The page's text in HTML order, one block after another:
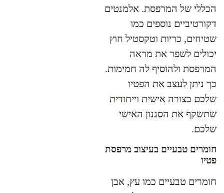
הכללי של המרפסת. אלמנטים
דקורטיביים נוספים כמו
שטיחים, כריות וטקסטיל חוץ
יכולים לשפר את מראה
המרפסת ולהוסיף לה חמימות.
כך ניתן לעצב את הפטיו
שלכם בצורה אישית וייחודית
שתשקף את הסגנון האישי
שלכם.
חומרים טבעיים בעיצוב מרפסת
פטיו
חומרים טבעיים כמו עץ, אבן